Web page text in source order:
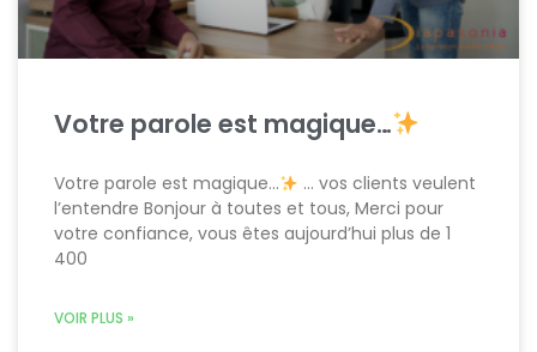
Votre parole est magique…
Votre parole est magique…
… vos clients veulent
l’entendre Bonjour à toutes et tous, Merci pour
votre confiance, vous êtes aujourd’hui plus de 1
400
VOIR PLUS »